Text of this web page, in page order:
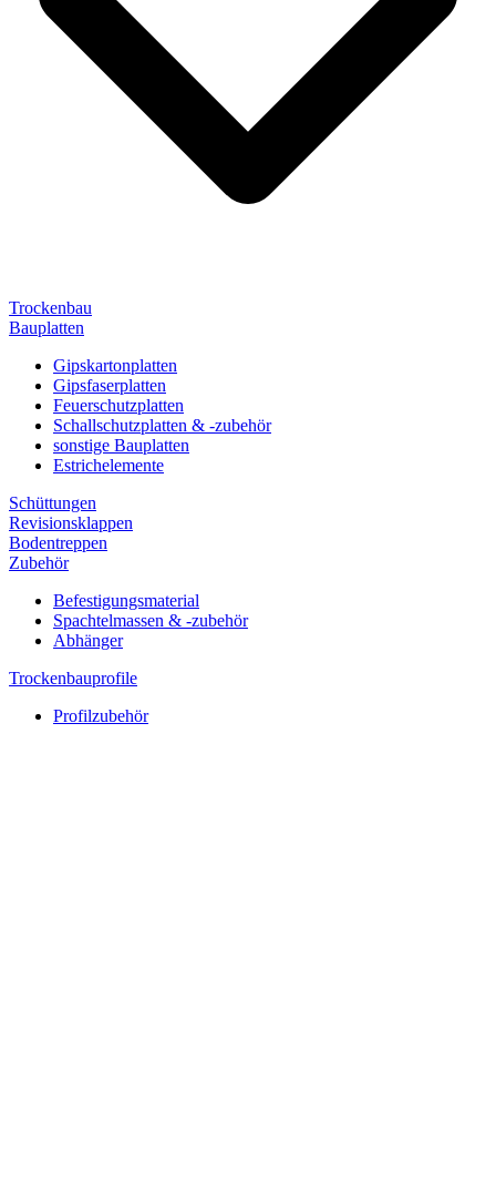
Trockenbau
Bauplatten
Gipskartonplatten
Gipsfaserplatten
Feuerschutzplatten
Schallschutzplatten & -zubehör
sonstige Bauplatten
Estrichelemente
Schüttungen
Revisionsklappen
Bodentreppen
Zubehör
Befestigungsmaterial
Spachtelmassen & -zubehör
Abhänger
Trockenbauprofile
Profilzubehör